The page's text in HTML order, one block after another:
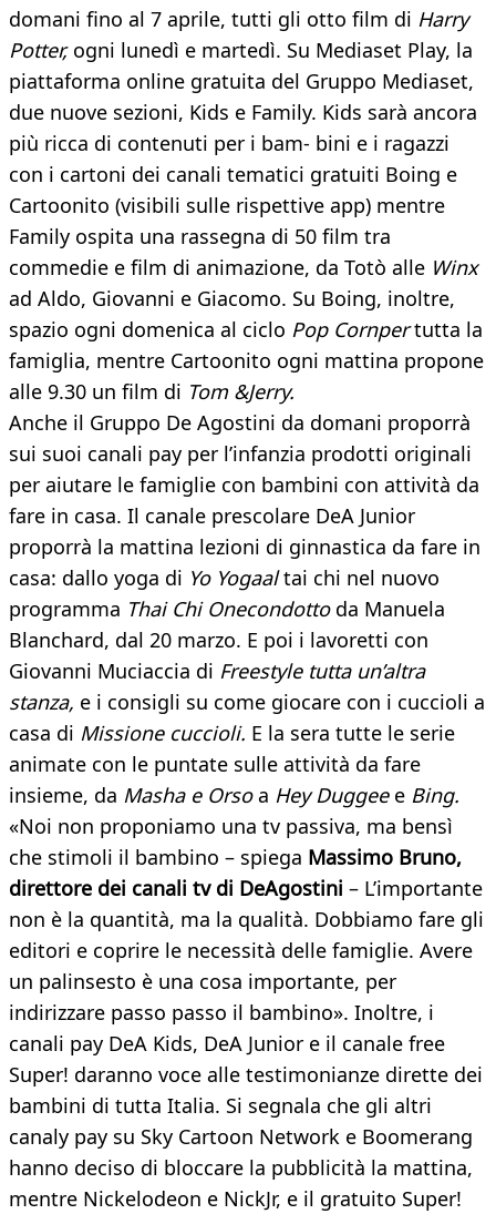
domani fino al 7 aprile, tutti gli otto film di Harry
Potter,ogni lunedì e martedì. Su Mediaset Play, la
piattaforma online gratuita del Gruppo Mediaset,
due nuove sezioni, Kids e Family. Kids sarà ancora
più ricca di contenuti per i bam- bini e i ragazzi
con i cartoni dei canali tematici gratuiti Boing e
Cartoonito (visibili sulle rispettive app) mentre
Family ospita una rassegna di 50 film tra
commedie e film di animazione, da Totò alle Winx
ad Aldo, Giovanni e Giacomo. Su Boing, inoltre,
spazio ogni domenica al ciclo Pop Cornpertutta la
famiglia, mentre Cartoonito ogni mattina propone
alle 9.30 un film di Tom &Jerry.
Anche il Gruppo De Agostini da domani proporrà
sui suoi canali pay per l’infanzia prodotti originali
per aiutare le famiglie con bambini con attività da
fare in casa. Il canale prescolare DeA Junior
proporrà la mattina lezioni di ginnastica da fare in
casa: dallo yoga di Yo Yogaaltai chi nel nuovo
programma Thai Chi Onecondottoda Manuela
Blanchard, dal 20 marzo. E poi i lavoretti con
Giovanni Muciaccia di Freestyle tutta un’altra
stanza, e i consigli su come giocare con i cuccioli a
casa di Missione cuccioli. E la sera tutte le serie
animate con le puntate sulle attività da fare
insieme, da Masha e Orsoa Hey Duggeee Bing.
«Noi non proponiamo una tv passiva, ma bensì
che stimoli il bambino – spiega Massimo Bruno,
direttore dei canali tv di DeAgostini – L’importante
non è la quantità, ma la qualità. Dobbiamo fare gli
editori e coprire le necessità delle famiglie. Avere
un palinsesto è una cosa importante, per
indirizzare passo passo il bambino». Inoltre, i
canali pay DeA Kids, DeA Junior e il canale free
Super! daranno voce alle testimonianze dirette dei
bambini di tutta Italia. Si segnala che gli altri
canaly pay su Sky Cartoon Network e Boomerang
hanno deciso di bloccare la pubblicità la mattina,
mentre Nickelodeon e NickJr, e il gratuito Super!